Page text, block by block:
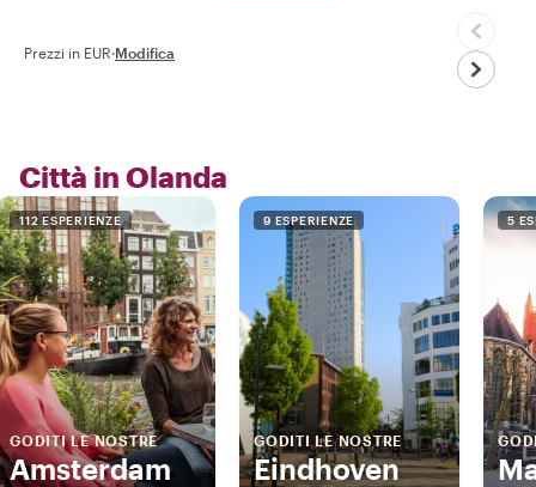
Prezzi in EUR·Modifica
Città in Olanda
112 ESPERIENZE
GODITI LE NOSTRE
Amsterdam
9 ESPERIENZE
GODITI LE NOSTRE
Eindhoven
5